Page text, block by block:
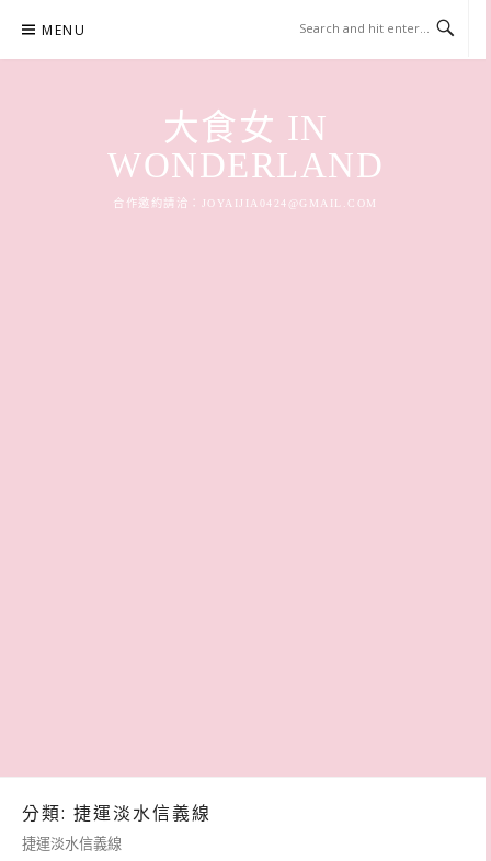
content
MENU
大食女 IN
WONDERLAND
合作邀約請洽： JOYAIJIA0424@GMAIL.COM
分類: 捷運淡水信義線
捷運淡水信義線